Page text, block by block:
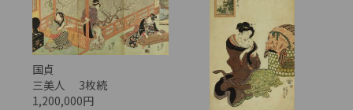
国貞
三美人 3枚続
1,200,000円